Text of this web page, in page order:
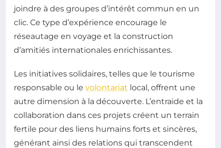
joindre à des groupes d’intérêt commun en un
clic. Ce type d’expérience encourage le
réseautage en voyage et la construction
d’amitiés internationales enrichissantes.
Les initiatives solidaires, telles que le tourisme
responsable ou le volontariat local, offrent une
autre dimension à la découverte. L’entraide et la
collaboration dans ces projets créent un terrain
fertile pour des liens humains forts et sincères,
générant ainsi des relations qui transcendent